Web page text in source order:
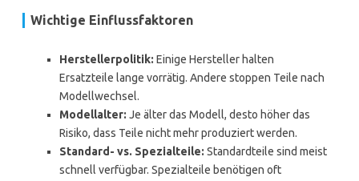
Wichtige Einflussfaktoren
Herstellerpolitik: Einige Hersteller halten
Ersatzteile lange vorrätig. Andere stoppen Teile nach
Modellwechsel.
Modellalter: Je älter das Modell, desto höher das
Risiko, dass Teile nicht mehr produziert werden.
Standard- vs. Spezialteile: Standardteile sind meist
schnell verfügbar. Spezialteile benötigen oft